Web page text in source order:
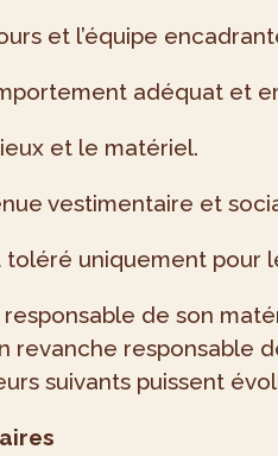
et l’équipe
adéquat et
et le matériel.
vestimentaire et
uniquement pour
responsable de son
revanche responsable
suivants puissent